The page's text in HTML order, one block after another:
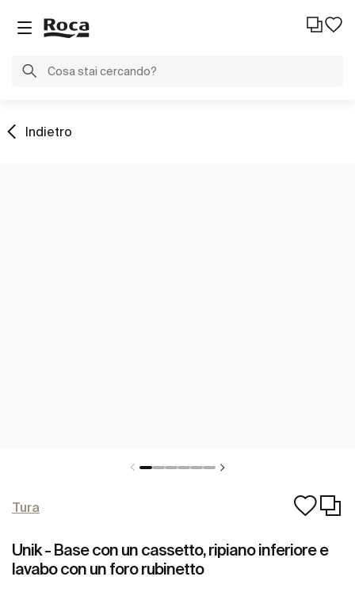
Indietro
Tura
Unik - Base con un cassetto, ripiano inferiore e
lavabo con un foro rubinetto